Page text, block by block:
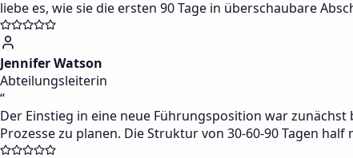
liebe es, wie sie die ersten 90 Tage in überschaubare
Jennifer Watson
Abteilungsleiterin
“
Der Einstieg in eine neue Führungsposition war
Prozesse zu planen. Die Struktur von 30-60-90 Tagen